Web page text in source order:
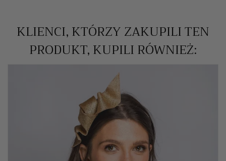
KLIENCI, KTÓRZY ZAKUPILI TEN
PRODUKT, KUPILI RÓWNIEŻ: